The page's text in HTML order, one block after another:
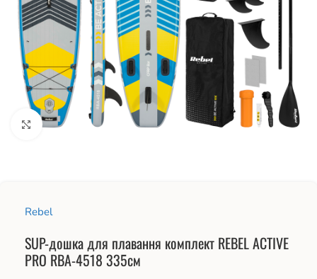
Натисніть, щоб збільшити
Rebel
SUP-дошка для плавання комплект REBEL ACTIVE
PRO RBA-4518 335см